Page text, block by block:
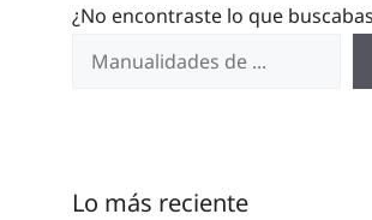
¿No encontraste lo que
Lo más reciente